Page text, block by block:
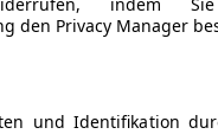
indem
den Privacy Manager
und Identifikation